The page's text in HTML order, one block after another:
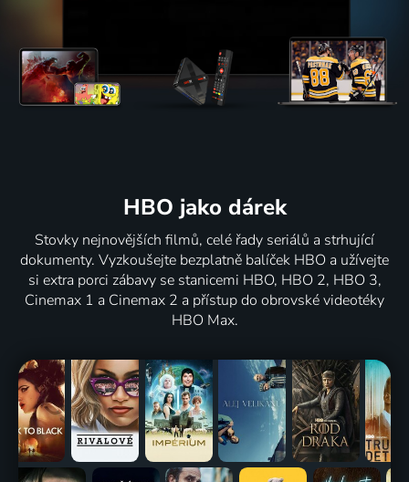
HBO jako dárek
Stovky nejnovějších filmů, celé řady seriálů a strhující
dokumenty. Vyzkoušejte bezplatně balíček HBO a užívejte
si extra porci zábavy se stanicemi HBO, HBO 2, HBO 3,
Cinemax 1 a Cinemax 2 a přístup do obrovské videotéky
HBO Max.